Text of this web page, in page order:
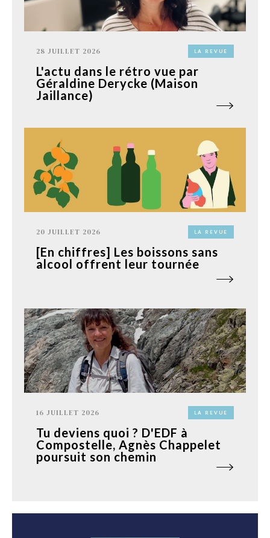
28 JUILLET 2026 LA REVUE
L'actu dans le rétro vue par
Géraldine Derycke (Maison
Jaillance)
20 JUILLET 2026 LA REVUE
[En chiffres] Les boissons sans
alcool offrent leur tournée
16 JUILLET 2026 LA REVUE
Tu deviens quoi ? D'EDF à
Compostelle, Agnès Chappelet
poursuit son chemin